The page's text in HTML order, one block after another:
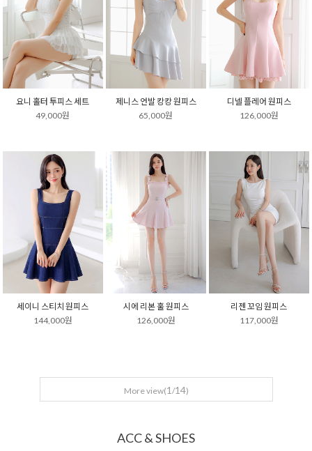
요니 홀터 투피스 세트
49,000원
제니스 언발 캉캉 원피스
65,000원
디넬 플레어 원피스
126,000원
세이니 스티치 원피스
144,000원
시에 리본 훌 원피스
126,000원
리젠 꼬임 원피스
117,000원
More view(1 /14)
ACC & SHOES